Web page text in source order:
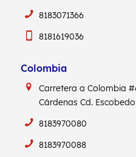
8183071366
8181619036
Colombia
Carretera a Colombia
CárdenasCd.
8183970080
8183970088